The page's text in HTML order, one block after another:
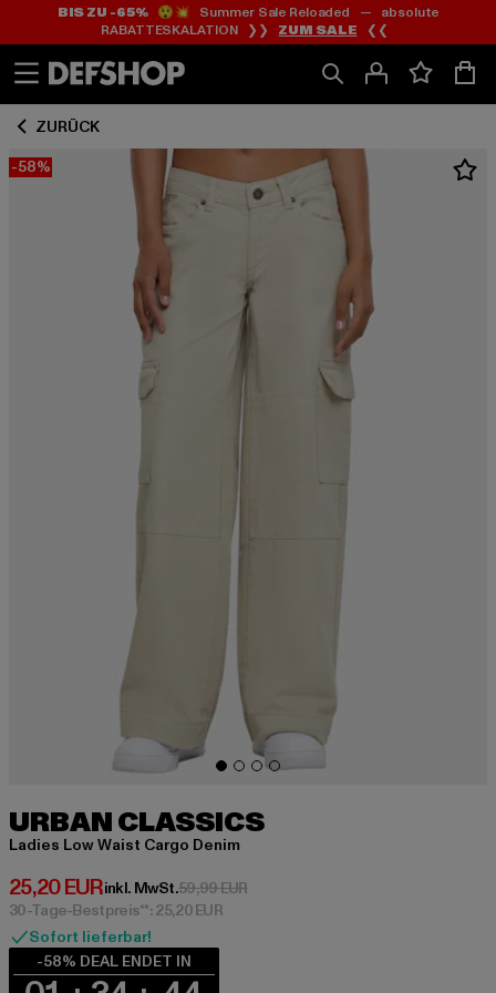
Zum
Inhalt
springen
Zum
Fußzeile
springen
BIS ZU -65%😲💥 Summer Sale Reloaded — absolute
RABATTESKALATION ❯❯ ZUM SALE ❮❮
ZURÜCK
-58%
URBAN CLASSICS
Ladies Low Waist Cargo Denim
25,20 EUR
Derzeitiger Preis: 25,20 EUR
inkl. MwSt.59,99 EURAktionspreis: 59,99 EUR
30-Tage-Bestpreis**: 25,20 EUR
Sofort lieferbar!
-58% DEAL ENDET IN